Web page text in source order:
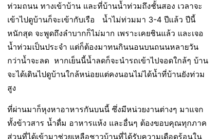
ท่วมถนน ทางเข้าบ้าน และที่บ้านน้ำท่วมถึงชั้นสอง เวลาจะ
เข้าไปดูบ้านก็จะเข้ากับเรือ น้ำไม่ท่วมมา 3-4 ปีแล้ว ปีนี้
หนักสุด จะพูดถึงลำบากก็ไม่มาก เพราะเคยชินแล้ว และเจอ
น้ำท่วมเป็นประจำ แต่ก็ต้องมาทนกินนอนบนถนนหลายวัน
กว่าน้ำจะลด หากเย็นนี้น้ำลดก็จะนำรถเข้าไปจอดใกล้ๆ บ้าน
จะได้เดินไปดูบ้านใกล้หน่อยแต่คงนอนไม่ได้น้ำที่บ้านยังท่วม
สูง
ที่ผ่านมาก็หุงหาอาหารกันบนนี้ ซึ่งมีหน่วยงานต่างๆ มาแจก
ทั้งข้าวสาร น้ำดื่ม อาหารแห้ง และอื่นๆ ต้องขอบคุณทุกภาค
ส่วนที่ได้เข้ามาช่วยเหลือชาวบ้านที่ได้รับความเดือดร้อนใน